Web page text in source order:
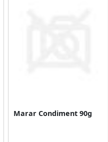
Marar Condiment 90g